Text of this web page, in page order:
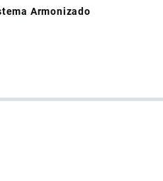
Armonizado